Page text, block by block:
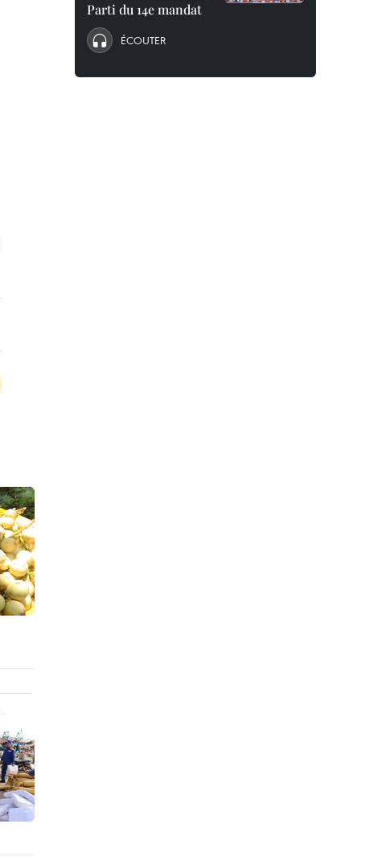
Parti du 14e mandat
ÉCOUTER